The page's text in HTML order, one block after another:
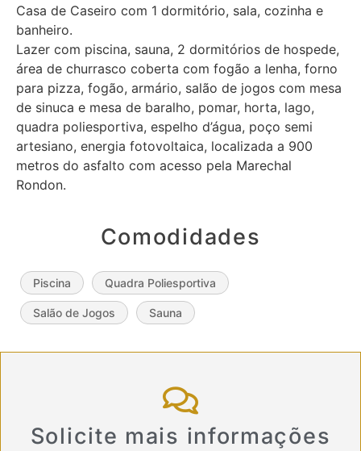
Casa de Caseiro com 1 dormitório, sala, cozinha e
banheiro.
Lazer com piscina, sauna, 2 dormitórios de hospede,
área de churrasco coberta com fogão a lenha, forno
para pizza, fogão, armário, salão de jogos com mesa
de sinuca e mesa de baralho, pomar, horta, lago,
quadra poliesportiva, espelho d’água, poço semi
artesiano, energia fotovoltaica, localizada a 900
metros do asfalto com acesso pela Marechal
Rondon.
Comodidades
Piscina Quadra Poliesportiva
Salão de Jogos Sauna
Solicite mais informações